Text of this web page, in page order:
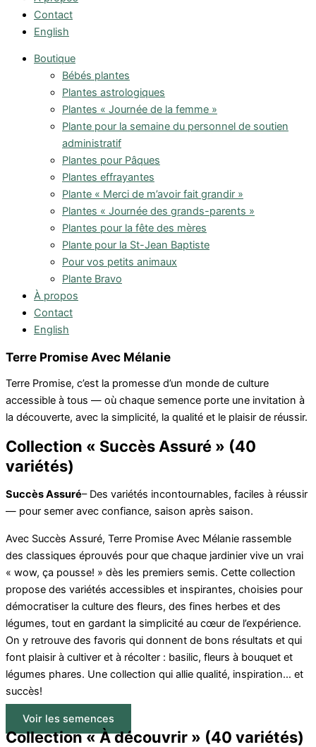
Contact
English
Boutique
Bébés plantes
Plantes astrologiques
Plantes « Journée de la femme »
Plante pour la semaine du personnel de soutien
administratif
Plantes pour Pâques
Plantes effrayantes
Plante « Merci de m’avoir fait grandir »
Plantes « Journée des grands-parents »
Plantes pour la fête des mères
Plante pour la St-Jean Baptiste
Pour vos petits animaux
Plante Bravo
À propos
Contact
English
Terre Promise Avec Mélanie
Terre Promise, c’est la promesse d’un monde de culture
accessible à tous — où chaque semence porte une invitation à
la découverte, avec la simplicité, la qualité et le plaisir de réussir.
Collection « Succès Assuré » (40
variétés)
Succès Assuré– Des variétés incontournables, faciles à réussir
— pour semer avec confiance, saison après saison.
Avec Succès Assuré, Terre Promise Avec Mélanie rassemble
des classiques éprouvés pour que chaque jardinier vive un vrai
« wow, ça pousse! » dès les premiers semis. Cette collection
propose des variétés accessibles et inspirantes, choisies pour
démocratiser la culture des fleurs, des fines herbes et des
légumes, tout en gardant la simplicité au cœur de l’expérience.
On y retrouve des favoris qui donnent de bons résultats et qui
font plaisir à cultiver et à récolter : basilic, fleurs à bouquet et
légumes phares. Une collection qui allie qualité, inspiration… et
succès!
Voir les semences
Collection « À découvrir » (40 variétés)